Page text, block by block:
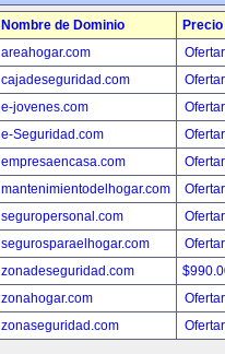
Nombre de Dominio
Precio
areahogar.com
cajadeseguridad.com
e-jovenes.com
e-Seguridad.com
empresaencasa.com
mantenimientodelhogar.com
seguropersonal.com
segurosparaelhogar.com
zonadeseguridad.com
zonahogar.com
zonaseguridad.com